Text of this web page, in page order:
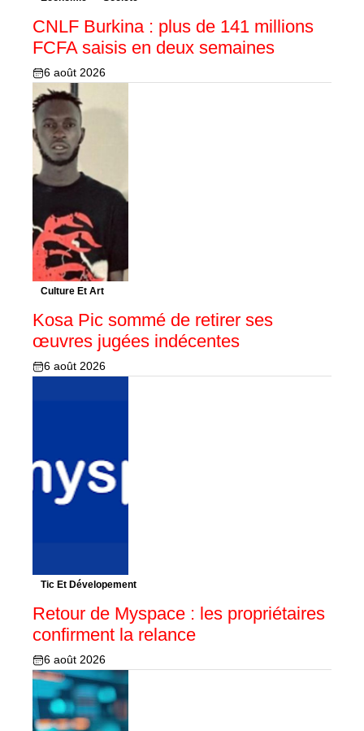
CNLF Burkina : plus de 141 millions
FCFA saisis en deux semaines
6 août 2026
Culture Et Art
Kosa Pic sommé de retirer ses
œuvres jugées indécentes
6 août 2026
Tic Et Dévelopement
Retour de Myspace : les propriétaires
confirment la relance
6 août 2026